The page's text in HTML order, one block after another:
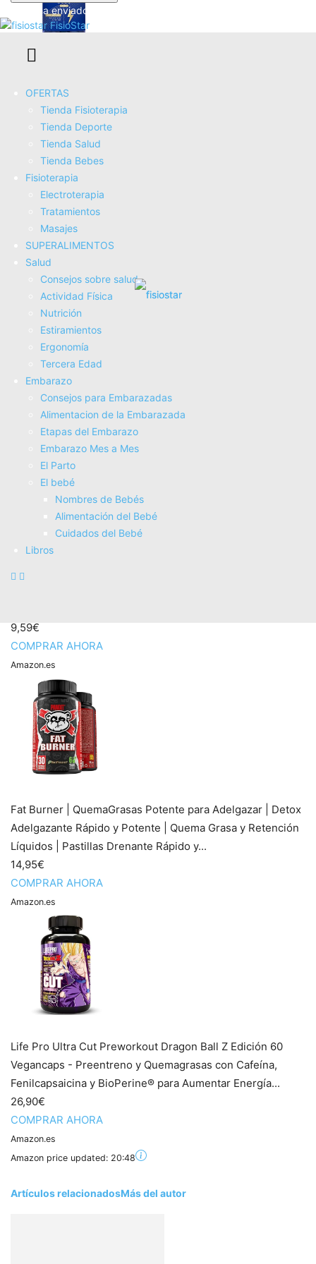
Se te ha enviado una contraseña por correo electrónico.
FisioStar
OFERTAS
Tienda Fisioterapia
Tienda Deporte
Tienda Salud
Tienda Bebes
Fisioterapia
Electroterapia
Tratamientos
Masajes
SUPERALIMENTOS
Salud
Consejos sobre salud
Actividad Fí­sica
Nutrición
Estiramientos
Ergonomí­a
Tercera Edad
Embarazo
Consejos para Embarazadas
Alimentacion de la Embarazada
Etapas del Embarazo
Embarazo Mes a Mes
El Parto
El bebé
Nombres de Bebés
Alimentación del Bebé
Cuidados del Bebé
Libros
Potente Para Adelgazar, 150 Cápsulas 75 días, Pre
Workout Gym, Mejora Energía, Resistencia y Rendimiento.
22,95€
COMPRAR AHORA
Amazon.es
AS American Suplement | HardCore Fat Burner |
Quemagrasas Potente para Adelgazar Rapido y efectivo |
Contiene Taurina y L Carnitina | Ayuda a Perder Grasa |...
20,90€
COMPRAR AHORA
Amazon.es
Crema Reductora Abdominal 120g,Crema Reafirmante
9,59€
COMPRAR AHORA
Amazon.es
Fat Burner | QuemaGrasas Potente para Adelgazar | Detox
Adelgazante Rápido y Potente | Quema Grasa y Retención
Líquidos | Pastillas Drenante Rápido y...
14,95€
COMPRAR AHORA
Amazon.es
Life Pro Ultra Cut Preworkout Dragon Ball Z Edición 60
Vegancaps - Preentreno y Quemagrasas con Cafeí­na,
Fenilcapsaicina y BioPerine® para Aumentar Energí­a...
26,90€
COMPRAR AHORA
Amazon.es
Amazon price updated: 20:48
Artículos relacionadosMás del autor